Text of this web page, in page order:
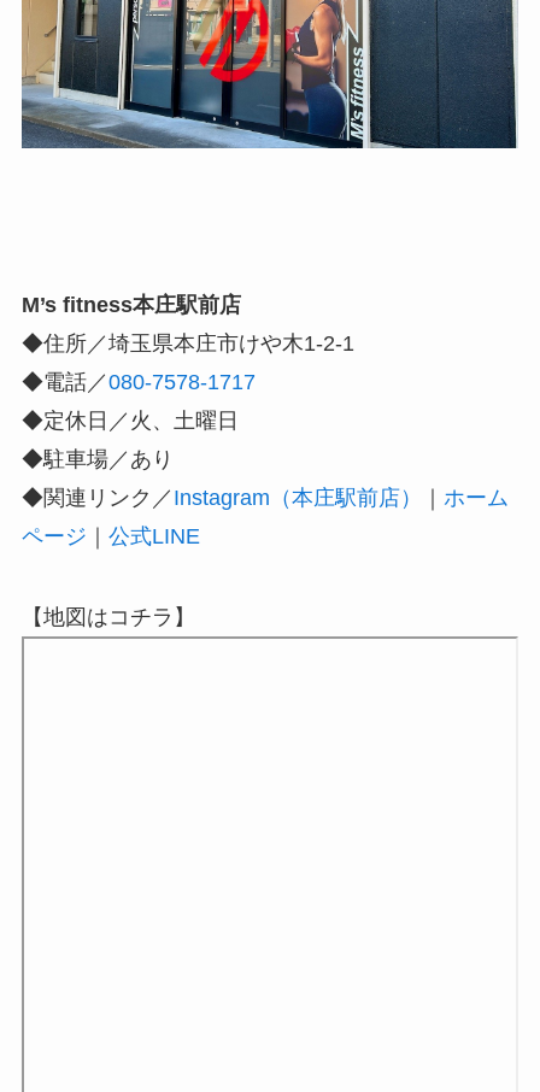
M’s fitness本庄駅前店
◆住所／埼玉県本庄市けや木1-2-1
◆電話／080-7578-1717
◆定休日／火、土曜日
◆駐車場／あり
◆関連リンク／ Instagram（本庄駅前店） ｜ ホーム
ページ ｜ 公式LINE
【地図はコチラ】